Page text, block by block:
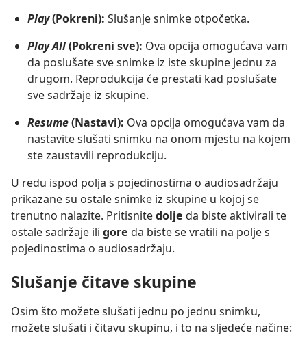
Play(Pokreni): Slušanje snimke otpočetka.
Play All(Pokreni sve): Ova opcija omogućava vam
da poslušate sve snimke iz iste skupine jednu za
drugom. Reprodukcija će prestati kad poslušate
sve sadržaje iz skupine.
Resume(Nastavi): Ova opcija omogućava vam da
nastavite slušati snimku na onom mjestu na kojem
ste zaustavili reprodukciju.
U redu ispod polja s pojedinostima o audiosadržaju
prikazane su ostale snimke iz skupine u kojoj se
trenutno nalazite. Pritisnitedolje da biste aktivirali te
ostale sadržaje ili gore da biste se vratili na polje s
pojedinostima o audiosadržaju.
Slušanje čitave skupine
Osim što možete slušati jednu po jednu snimku,
možete slušati i čitavu skupinu, i to na sljedeće načine: